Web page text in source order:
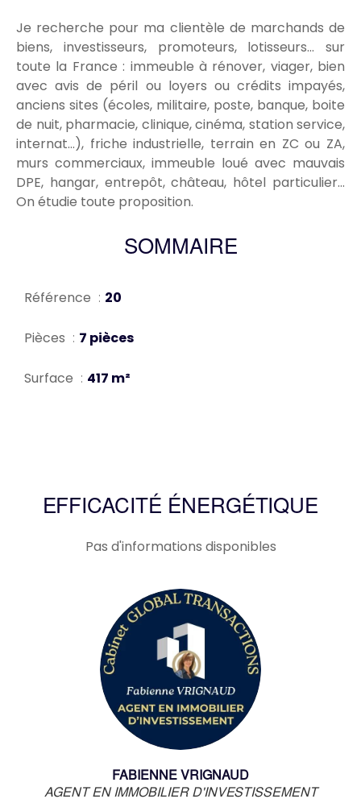
Je recherche pour ma clientèle de marchands de
biens, investisseurs, promoteurs, lotisseurs... sur
toute la France : immeuble à rénover, viager, bien
avec avis de péril ou loyers ou crédits impayés,
anciens sites (écoles, militaire, poste, banque, boite
de nuit, pharmacie, clinique, cinéma, station service,
internat...), friche industrielle, terrain en ZC ou ZA,
murs commerciaux, immeuble loué avec mauvais
DPE, hangar, entrepôt, château, hôtel particulier...
On étudie toute proposition.
SOMMAIRE
Référence 20
Pièces 7 pièces
Surface 417 m²
EFFICACITÉ ÉNERGÉTIQUE
Pas d'informations disponibles
FABIENNE VRIGNAUD
AGENT EN IMMOBILIER D'INVESTISSEMENT